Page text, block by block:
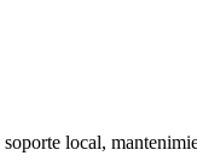
local,